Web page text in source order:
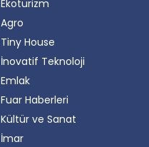
Ekoturizm
Agro
Tiny House
İnovatif Teknoloji
Emlak
Fuar Haberleri
Kültür ve Sanat
İmar